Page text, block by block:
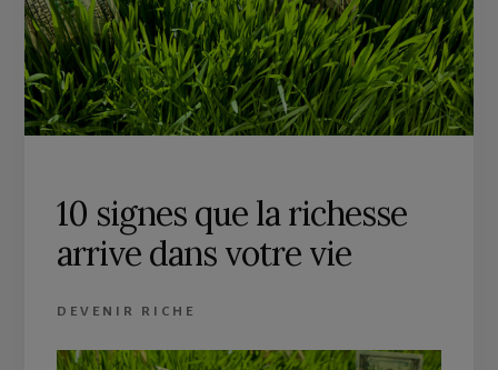
10 signes que la richesse
arrive dans votre vie
DEVENIR RICHE